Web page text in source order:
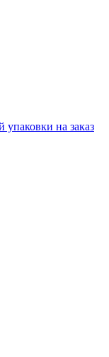
на заказ